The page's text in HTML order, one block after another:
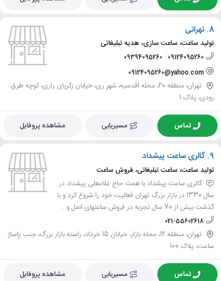
8. تهرانی
تولید ساعت، ساعت سازی، هدیه تبلیغاتی
09124095260
09394095260
09124095260@yahoo.com
تهران، منطقه 20، محله اقدسیه، شهر ری، خیابان زکریای رازی، کوچه طرق
رودی، پلاک 1
تماس مسیریابی مشاهده پروفایل
9. گالری ساعت پیشداد
تولید ساعت، ساعت تبلیغاتی، فروش ساعت
گالری ساعت پیشداد با همت حاج غلامعلی پیشداد در
سال 1330 در بازار بزرگ تهران فعالیت خود را شروع کرد و با
گذشت بیش از 70 سال تجربه در فروش ساعتهای اصل و...
021-55602618
تهران، منطقه 12، محله بازار، خیابان 15 خرداد، راسته بازار بزرگ، جنب پاساژ
ساعت، پلاک 100
تماس مسیریابی مشاهده پروفایل